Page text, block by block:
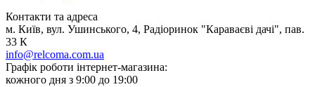
Контакти та адреса
м. Київ, вул. Ушинського, 4, Радіоринок "Караваєві дачі", пав.
33 К
info@relcoma.com.ua
Графік роботи інтернет-магазина:
кожного дня з 9:00 до 19:00